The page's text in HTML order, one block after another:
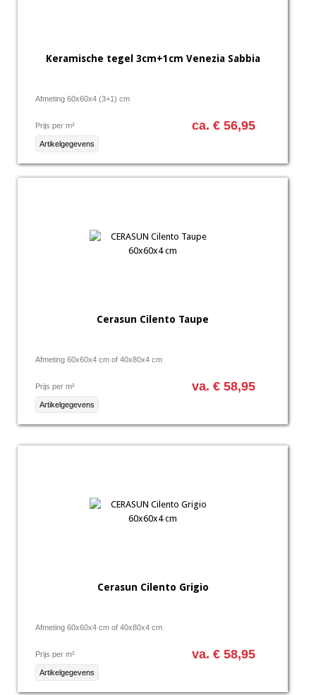
Keramische tegel 3cm+1cm Venezia Sabbia
Afmeting 60x60x4 (3+1) cm
Prijs per m² ca. € 56,95
Artikelgegevens
Cerasun Cilento Taupe
Afmeting 60x60x4 cm of 40x80x4 cm
Prijs per m² va. € 58,95
Artikelgegevens
Cerasun Cilento Grigio
Afmeting 60x60x4 cm of 40x80x4 cm
Prijs per m² va. € 58,95
Artikelgegevens